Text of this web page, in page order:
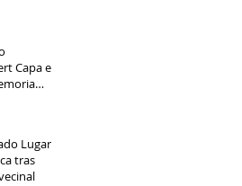
Capa en
Lugar
tras